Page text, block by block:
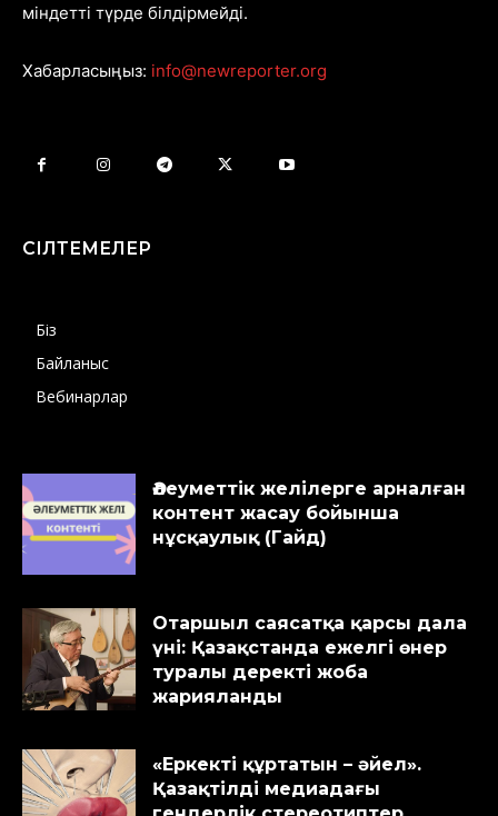
міндетті түрде білдірмейді.
Хабарласыңыз: info@newreporter.org
СІЛТЕМЕЛЕР
Біз
Байланыс
Вебинарлар
Әлеуметтік желілерге арналған
контент жасау бойынша
нұсқаулық (Гайд)
Отаршыл саясатқа қарсы дала
үні: Қазақстанда ежелгі өнер
туралы деректі жоба
жарияланды
«Еркекті құртатын – әйел».
Қазақтілді медиадағы